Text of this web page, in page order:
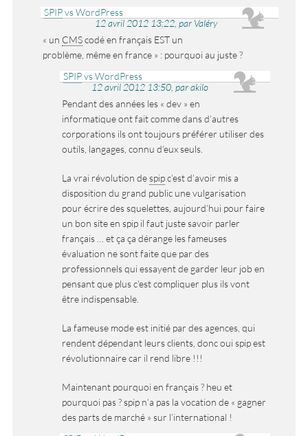
SPIPvs WordPress
12 avril 2012 13:22, par Valéry
« un CMScodé en français EST un
problème, même en france » : pourquoi au juste ?
SPIPvs WordPress
12 avril 2012 13:50, par akilo
Pendant des années les « dev » en
informatique ont fait comme dans d’autres
corporations ils ont toujours préférer utiliser des
outils, langages, connu d’eux seuls.
La vrai révolution despipc’est d’avoir mis a
disposition du grand public une vulgarisation
pour écrire des squelettes, aujourd’hui pour faire
un bon site en spip il faut juste savoir parler
français … et ça ça dérange les fameuses
évaluation ne sont faite que par des
professionnels qui essayent de garder leur job en
pensant que plus c’est compliquer plus ils vont
être indispensable.
La fameuse mode est initié par des agences, qui
rendent dépendant leurs clients, donc oui spip est
révolutionnaire car il rend libre !!!
Maintenant pourquoi en français ? heu et
pourquoi pas ? spip n’a pas la vocation de « gagner
des parts de marché » sur l’international !